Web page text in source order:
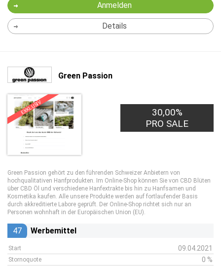
Anmelden
Details
Green Passion
EXKLUSIV
30,00%
PRO SALE
Green Passion gehört zu den führenden Schweizer Anbietern von
hochqualitativen Hanfprodukten. Im Online-Shop können Sie von CBD Blüten
über CBD Öl und verschiedene Hanfextrakte bis hin zu Hanfsamen und
Kosmetika kaufen. Alle unsere Produkte werden auf fortlaufender Basis
durch akkreditierte Labore geprüft. Der Online-Shop richtet sich nur an
Personen wohnhaft in der Europäischen Union (EU).
47 Werbemittel
Start 09.04.2021
Stornoquote 0 %